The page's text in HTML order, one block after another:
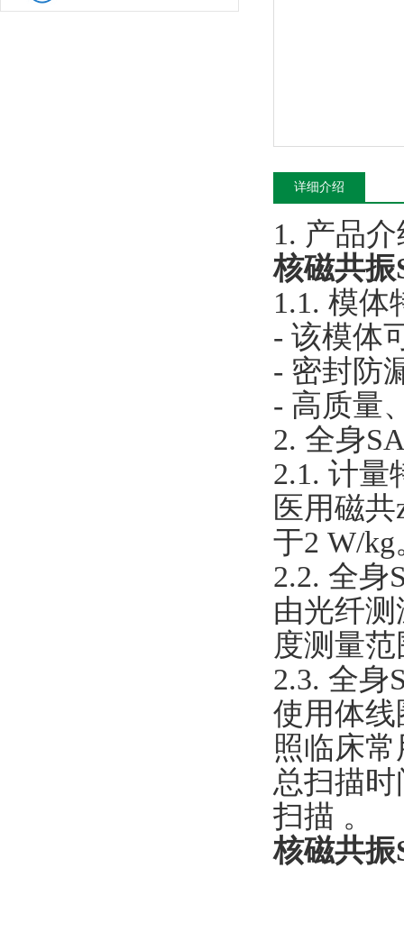
详细介绍
1. 产品
核磁共
1.1. 模体
- 该模体
- 密封防
- 高质量
2. 全身
2.1. 计量
医用磁
于2 W/kg
2.2. 全身
由光纤
度测量
2.3. 全身
使用体
照临床
总扫描
扫描 。
核磁共